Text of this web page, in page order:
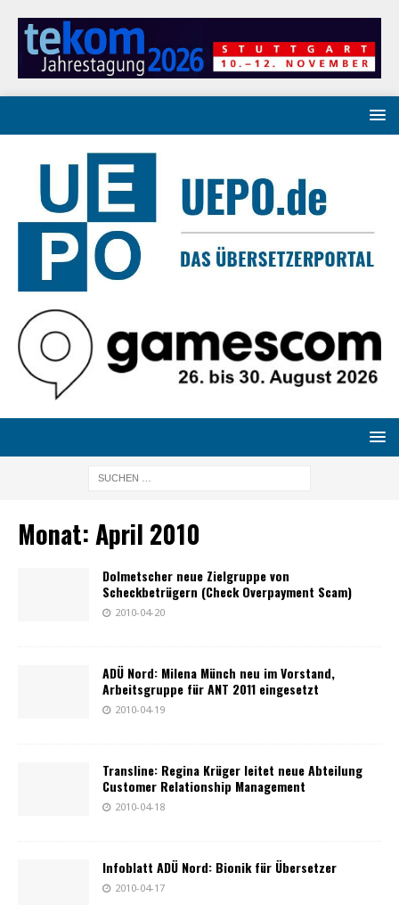
Monat:April 2010
Dolmetscher neue Zielgruppe von
Scheckbetrügern (Check Overpayment Scam)
2010-04-20
ADÜ Nord: Milena Münch neu im Vorstand,
Arbeitsgruppe für ANT 2011 eingesetzt
2010-04-19
Transline: Regina Krüger leitet neue Abteilung
Customer Relationship Management
2010-04-18
Infoblatt ADÜ Nord: Bionik für Übersetzer
2010-04-17